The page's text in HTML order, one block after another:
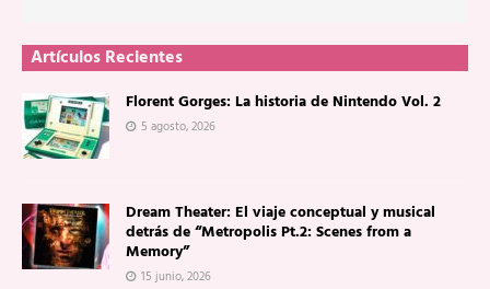
Artículos Recientes
Florent Gorges: La historia de Nintendo Vol. 2
5 agosto, 2026
Dream Theater: El viaje conceptual y musical
detrás de “Metropolis Pt.2: Scenes from a
Memory”
15 junio, 2026